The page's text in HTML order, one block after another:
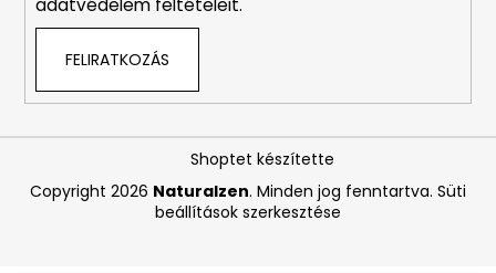
A
á
FELIRATKOZÁS
Shoptet készítette
Copyright 2026 Naturalzen. Minden jog fenntartva. Süti
beállítások szerkesztése